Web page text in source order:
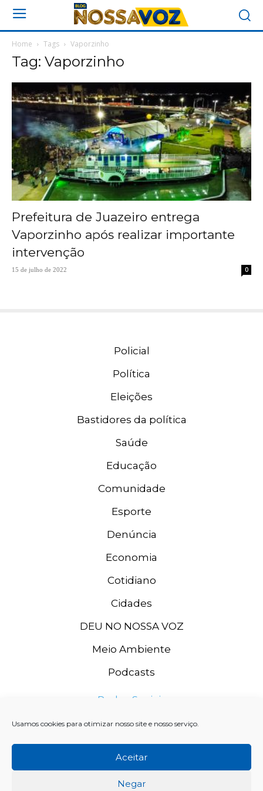
Usamos cookies para otimizar nosso site e nosso serviço.
Aceitar
Negar
Home Tags Vaporzinho
Tag: Vaporzinho
Prefeitura de Juazeiro entrega
Vaporzinho após realizar importante
intervenção
15 de julho de 2022 0
Policial
Política
Eleições
Bastidores da política
Saúde
Educação
Comunidade
Esporte
Denúncia
Economia
Cotidiano
Cidades
DEU NO NOSSA VOZ
Meio Ambiente
Podcasts
Redes Sociais